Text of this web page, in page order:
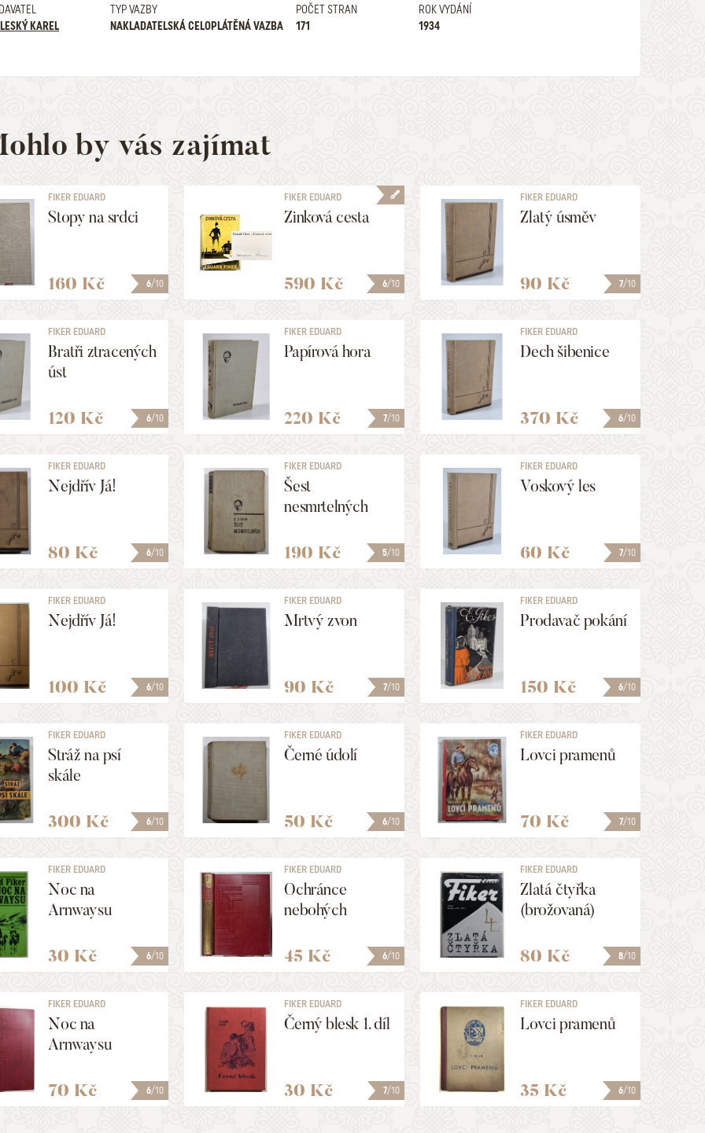
KAREL
TYP VAZBY
NAKLADATELSKÁ CELOPLÁTĚNÁ VAZBA
POČET STRAN
171
ROK VYDÁNÍ
1934
by vás zajímat
6/10
FIKER EDUARD
Stopy na srdci
160 Kč 6/10
FIKER EDUARD
Zinková cesta
590 Kč 7/10
FIKER EDUARD
Zlatý úsměv
90 Kč
6/10
FIKER EDUARD
Bratři ztracených
úst
120 Kč 7/10
FIKER EDUARD
Papírová hora
220 Kč 6/10
FIKER EDUARD
Dech šibenice
370 Kč
6/10
FIKER EDUARD
Nejdřív Já!
80 Kč 5/10
FIKER EDUARD
Šest
nesmrtelných
190 Kč 7/10
FIKER EDUARD
Voskový les
60 Kč
6/10
FIKER EDUARD
Nejdřív Já!
100 Kč 7/10
FIKER EDUARD
Mrtvý zvon
90 Kč 6/10
FIKER EDUARD
Prodavač pokání
150 Kč
6/10
FIKER EDUARD
Stráž na psí
skále
300 Kč 6/10
FIKER EDUARD
Černé údolí
50 Kč 7/10
FIKER EDUARD
Lovci pramenů
70 Kč
6/10
FIKER EDUARD
Noc na
Arnwaysu
30 Kč 6/10
FIKER EDUARD
Ochránce
nebohých
45 Kč 8/10
FIKER EDUARD
Zlatá čtyřka
(brožovaná)
80 Kč
6/10
FIKER EDUARD
Noc na
Arnwaysu
70 Kč 7/10
FIKER EDUARD
Černý blesk 1. díl
30 Kč 6/10
FIKER EDUARD
Lovci pramenů
35 Kč